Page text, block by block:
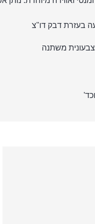
בעזרת דבק דו"צ
משתנה